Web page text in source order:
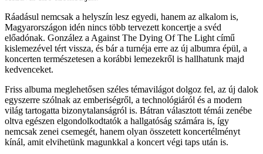
Ráadásul nemcsak a helyszín lesz egyedi, hanem az alkalom is,
Magyarországon idén nincs több tervezett koncertje a svéd
előadónak. González a Against The Dying Of The Light című
kislemezével tért vissza, és bár a turnéja erre az új albumra épül, a
koncerten természetesen a korábbi lemezekről is hallhatunk majd
kedvenceket.
Friss albuma meglehetősen széles témavilágot dolgoz fel, az új dalok
egyszerre szólnak az emberiségről, a technológiáról és a modern
világ tartogatta bizonytalanságról is. Bátran választott témái zenébe
oltva egészen elgondolkodtatók a hallgatóság számára is, így
nemcsak zenei csemegét, hanem olyan összetett koncertélményt
kínál, amit elvihetünk magunkkal a koncert végi taps után is.